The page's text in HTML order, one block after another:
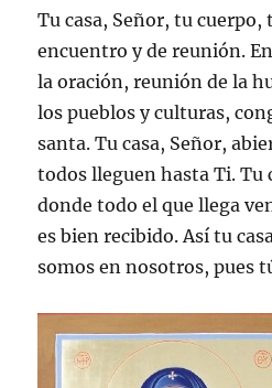
Tu casa, Señor, tu cuerpo,
encuentro y de reunión.
la oración, reunión de la
los pueblos y culturas,
santa. Tu casa, Señor,
todos lleguen hasta Ti. Tu
donde todo el que llega
es bien recibido. Así tu
somos en nosotros, pues